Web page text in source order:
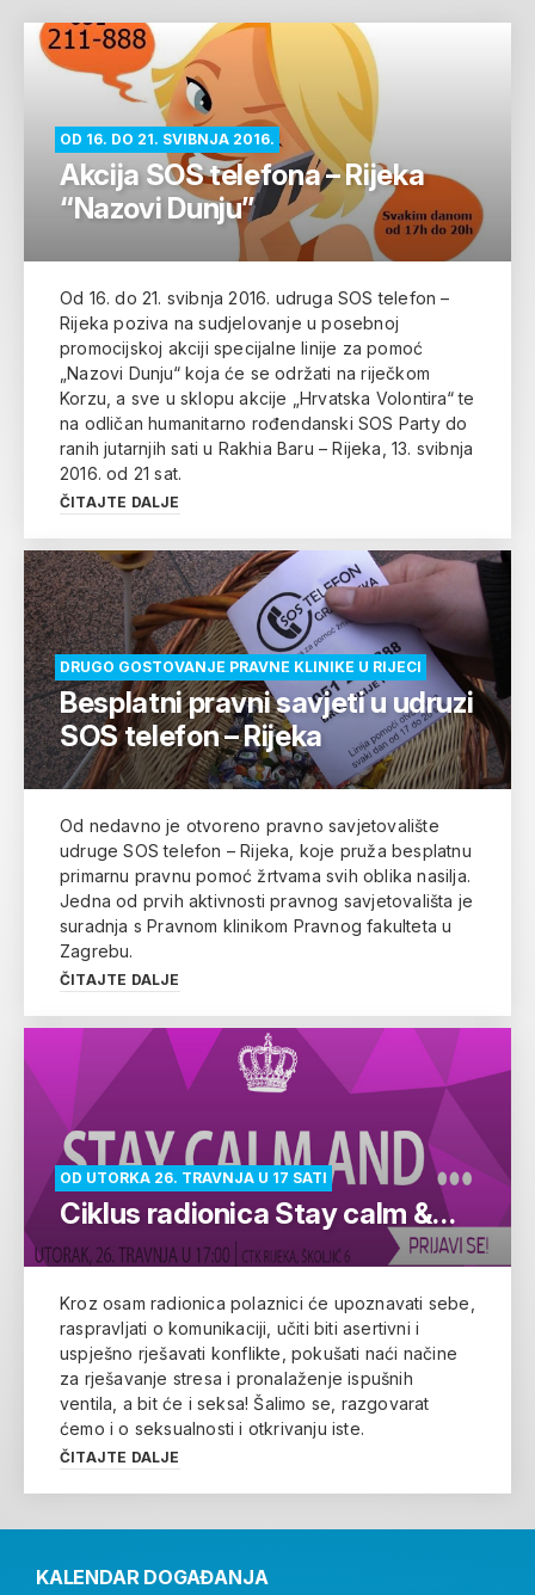
OD 16. DO 21. SVIBNJA 2016.
Akcija SOS telefona – Rijeka
“Nazovi Dunju”
Od 16. do 21. svibnja 2016. udruga SOS telefon –
Rijeka poziva na sudjelovanje u posebnoj
promocijskoj akciji specijalne linije za pomoć
„Nazovi Dunju“ koja će se održati na riječkom
Korzu, a sve u sklopu akcije „Hrvatska Volontira“ te
na odličan humanitarno rođendanski SOS Party do
ranih jutarnjih sati u Rakhia Baru – Rijeka, 13. svibnja
2016. od 21 sat.
ČITAJTE DALJE
DRUGO GOSTOVANJE PRAVNE KLINIKE U RIJECI
Besplatni pravni savjeti u udruzi
SOS telefon – Rijeka
Od nedavno je otvoreno pravno savjetovalište
udruge SOS telefon – Rijeka, koje pruža besplatnu
primarnu pravnu pomoć žrtvama svih oblika nasilja.
Jedna od prvih aktivnosti pravnog savjetovališta je
suradnja s Pravnom klinikom Pravnog fakulteta u
Zagrebu.
ČITAJTE DALJE
OD UTORKA 26. TRAVNJA U 17 SATI
Ciklus radionica Stay calm &…
Kroz osam radionica polaznici će upoznavati sebe,
raspravljati o komunikaciji, učiti biti asertivni i
uspješno rješavati konflikte, pokušati naći načine
za rješavanje stresa i pronalaženje ispušnih
ventila, a bit će i seksa! Šalimo se, razgovarat
ćemo i o seksualnosti i otkrivanju iste.
ČITAJTE DALJE
KALENDAR DOGAĐANJA